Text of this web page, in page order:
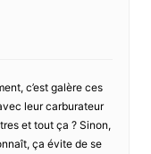
c’est galère ces
leur carburateur
et tout ça ? Sinon,
ça évite de se